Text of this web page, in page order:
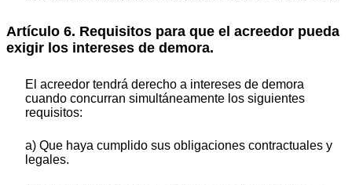
Artículo 6. Requisitos para que el acreedor pueda
exigir los intereses de demora.
El acreedor tendrá derecho a intereses de demora
cuando concurran simultáneamente los siguientes
requisitos:
a) Que haya cumplido sus obligaciones contractuales y
legales.